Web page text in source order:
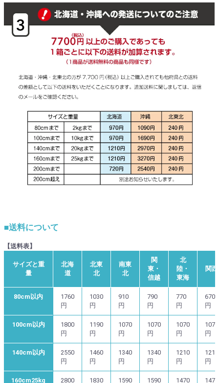
■送料について
【送料表】
サイズと重
量
北海
道
北東
北
南東
北
関
東・
信越
北
陸・
東海
関西
80cm以内
1760
円
1030
円
910
円
790
円
770
円
670
円
100cm以内
1800
円
1190
円
1070
円
1070
円
1070
円
1070
円
140cm以内
2550
円
1460
円
1340
円
1340
円
1210
円
1210
円
160cm25kg
2800
1830
1590
1590
1470
1470